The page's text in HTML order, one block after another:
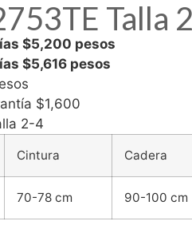
Talla 2
$5,200 pesos
$5,616 pesos
$1,600
2-4
Cintura Cadera
70-78 cm 90-100 cm